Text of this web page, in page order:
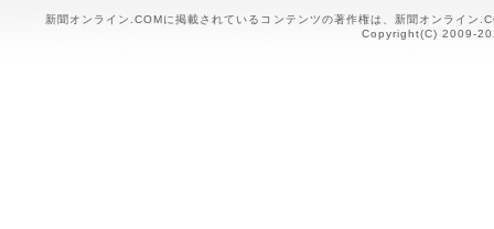
新聞オンライン.COMに掲載されているコンテンツの著作権は、新聞オンライン
Copyright(C) 2009-